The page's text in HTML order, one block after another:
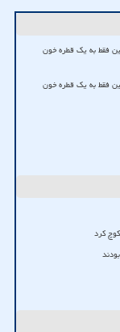
چین فقط به یک قطره خون
چین فقط به یک قطره خون
کرد